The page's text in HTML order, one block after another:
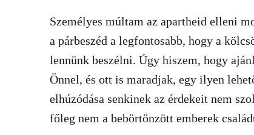
Személyes múltam az apartheid elleni
a párbeszéd a legfontosabb, hogy a
lennünk beszélni. Úgy hiszem, hogy
Önnel, és ott is maradjak, egy ilyen
elhúzódása senkinek az érdekeit nem
főleg nem a bebörtönzött emberek